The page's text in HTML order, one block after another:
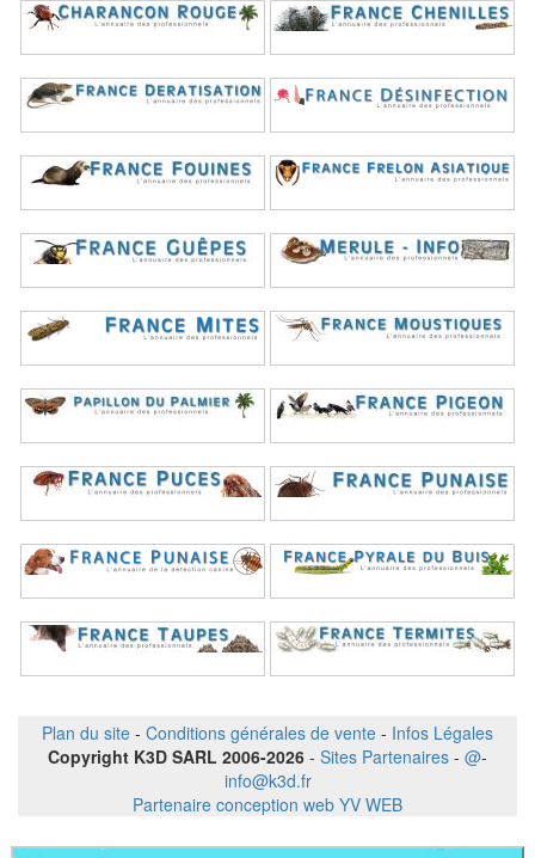
Plan du site - Conditions générales de vente - Infos Légales
Copyright K3D SARL 2006-2026 - Sites Partenaires - @-
info@k3d.fr
Partenaire conception web YV WEB